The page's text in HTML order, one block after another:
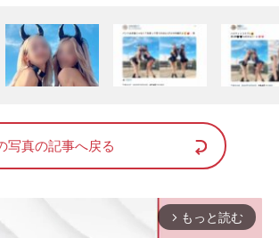
写真の記事へ戻る
arrow_forward_ios もっと読む